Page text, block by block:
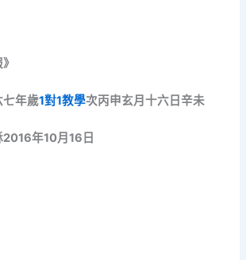
七年歲1對1教學次丙申玄月十六日辛未
年10月16日